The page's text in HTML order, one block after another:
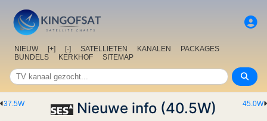
NIEUW [+] [-] SATELLIETEN KANALEN
PACKAGES
BUNDELS
KERKHOF SITEMAP
45.0W
37.5W Nieuwe info (40.5W)